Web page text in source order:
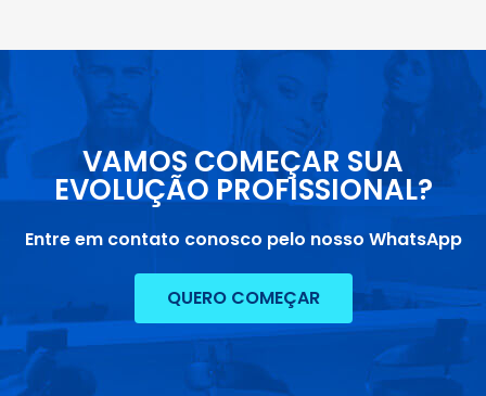
VAMOS COMEÇAR SUA
EVOLUÇÃO PROFISSIONAL?
Entre em contato conosco pelo nosso WhatsApp
QUERO COMEÇAR